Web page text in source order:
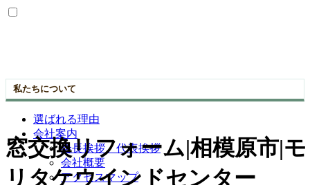
窓交換リフォーム|相模原市|モ
リタケウインドセンター
私たちについて
選ばれる理由
会社案内
会長挨拶・代表挨拶
会社概要
アクセスマップ